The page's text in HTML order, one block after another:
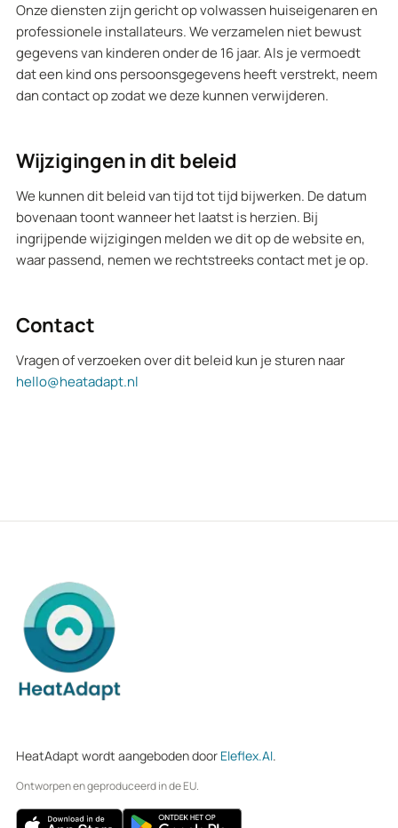
Onze diensten zijn gericht op volwassen huiseigenaren en
professionele installateurs. We verzamelen niet bewust
gegevens van kinderen onder de 16 jaar. Als je vermoedt
dat een kind ons persoonsgegevens heeft verstrekt, neem
dan contact op zodat we deze kunnen verwijderen.
Wijzigingen in dit beleid
We kunnen dit beleid van tijd tot tijd bijwerken. De datum
bovenaan toont wanneer het laatst is herzien. Bij
ingrijpende wijzigingen melden we dit op de website en,
waar passend, nemen we rechtstreeks contact met je op.
Contact
Vragen of verzoeken over dit beleid kun je sturen naar
hello@heatadapt.nl
HeatAdapt wordt aangeboden door Eleflex.AI.
Ontworpen en geproduceerd in de EU.